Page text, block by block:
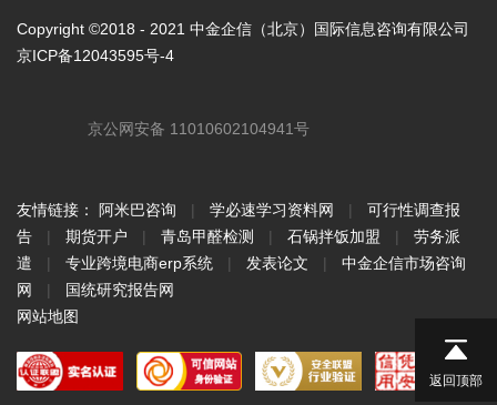
Copyright ©2018 - 2021 中金企信（北京）国际信息咨询有限公司
京ICP备12043595号-4
京公网安备 11010602104941号
友情链接： 阿米巴咨询 | 学必速学习资料网 |
可行性调查报
告
| 期货开户 | 青岛甲醛检测 | 石锅拌饭加盟 |
劳务派
遣
| 专业跨境电商erp系统 | 发表论文 |
中金企信市场咨询
网
|
国统研究报告网
网站地图
返回顶部